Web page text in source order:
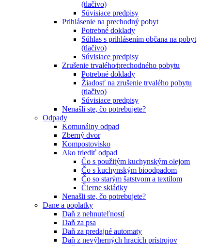
(tlačivo)
Súvisiace predpisy
Prihlásenie na prechodný pobyt
Potrebné doklady
Súhlas s prihlásením občana na pobyt
(tlačivo)
Súvisiace predpisy
Zrušenie trvalého⁄prechodného pobytu
Potrebné doklady
Žiadosť na zrušenie trvalého pobytu
(tlačivo)
Súvisiace predpisy
Nenašli ste, čo potrebujete?
Odpady
Komunálny odpad
Zberný dvor
Kompostovisko
Ako triediť odpad
Čo s použitým kuchynským olejom
Čo s kuchynským bioodpadom
Čo so starým šatstvom a textilom
Čierne skládky
Nenašli ste, čo potrebujete?
Dane a poplatky
Daň z nehnuteľností
Daň za psa
Daň za predajné automaty
Daň z nevýherných hracích prístrojov